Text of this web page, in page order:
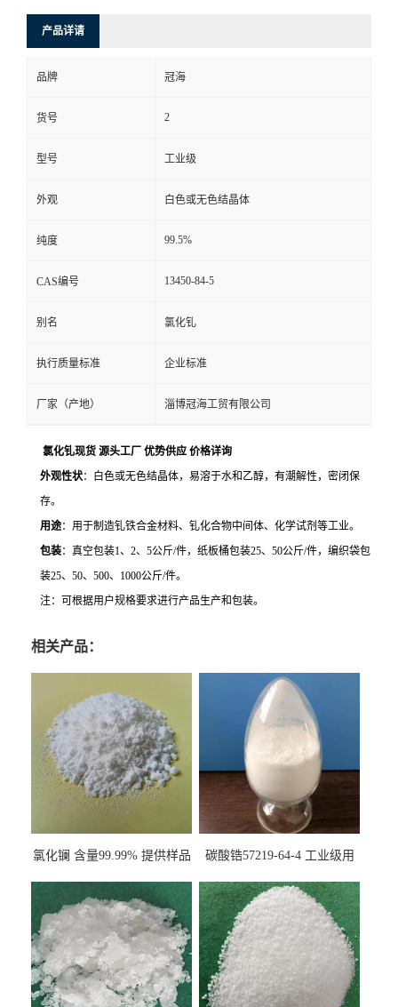
产品详请
品牌 冠海
货号 2
型号 工业级
外观 白色或无色结晶体
纯度 99.5%
CAS编号 13450-84-5
别名 氯化钆
执行质量标准 企业标准
厂家（产地） 淄博冠海工贸有限公司
氯化钆现货 源头工厂 优势供应 价格详询
外观性状：白色或无色结晶体，易溶于水和乙醇，有潮解性，密闭保
存。
用途：用于制造钆铁合金材料、钆化合物中间体、化学试剂等工业。
包装：真空包装1、 2、 5公斤/件，纸板桶包装25、 50公斤/件，编织袋包
装25、 50、 500、 1000公斤/件。
注：可根据用户规格要求进行产品生产和包装。
相关产品：
氯化镧 含量99.99% 提供样品
碳酸锆57219-64-4 工业级用